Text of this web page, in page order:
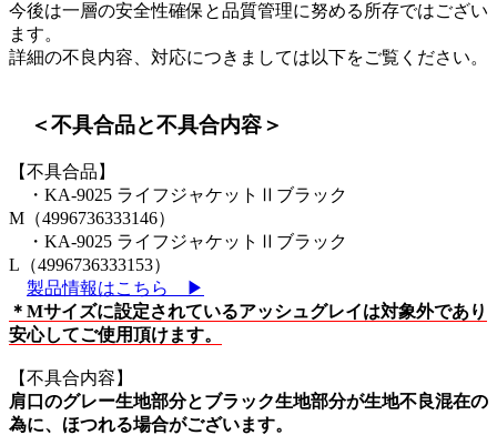
今後は一層の安全性確保と品質管理に努める所存ではござい
ます。
詳細の不良内容、対応につきましては以下をご覧ください。
＜不具合品と不具合内容＞
【不具合品】
・KA-9025 ライフジャケットⅡブラック
M（4996736333146）
・KA-9025 ライフジャケットⅡブラック
L（4996736333153）
製品情報はこちら ▶︎
＊Mサイズに設定されているアッシュグレイは対象外であり
安心してご使用頂けます。
【不具合内容】
肩口のグレー生地部分とブラック生地部分が生地不良混在の
為に、ほつれる場合がございます。